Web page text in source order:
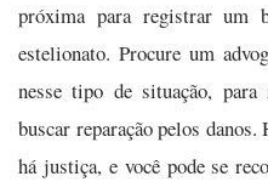
próxima para registrar um
estelionato. Procure um
nesse tipo de situação,
buscar reparação pelos danos.
há justiça, e você pode se